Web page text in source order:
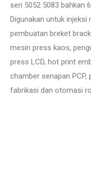
seri 5052 5083 bahkan
Digunakan untuk
pembuatan breket
mesin press kaos,
press LCD, hot print
chamber senapan
fabrikasi dan otomasi